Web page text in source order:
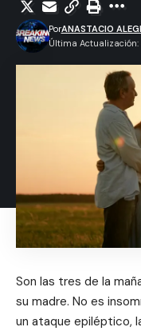
Última Actualización:
PorANASTACIO
Son las tres de la
su madre. No es
un ataque epiléptico,